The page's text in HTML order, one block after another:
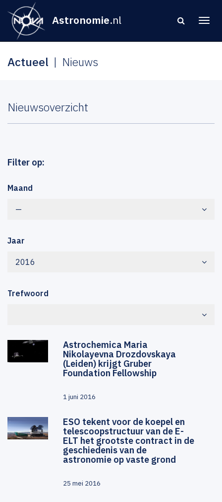
Astronomie.nl
Actueel Nieuws
Nieuwsoverzicht
Filter op:
Maand
—
Jaar
2016
Trefwoord
Astrochemica Maria
Nikolayevna Drozdovskaya
(Leiden) krijgt Gruber
Foundation Fellowship
1 juni 2016
ESO tekent voor de koepel en
telescoopstructuur van de E-
ELT het grootste contract in de
geschiedenis van de
astronomie op vaste grond
25 mei 2016